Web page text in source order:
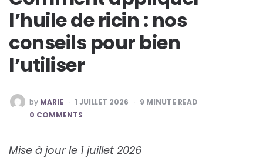
l’huile de ricin : nos
conseils pour bien
l’utiliser
POSTED
BY
by MARIE 1 JUILLET 2026 9 MINUTE READ
0 COMMENTS
Mise à jour le 1 juillet 2026